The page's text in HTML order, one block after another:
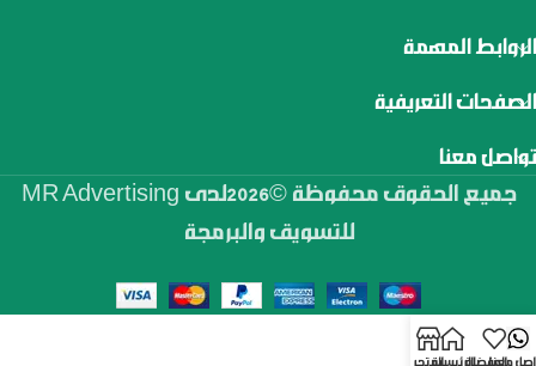
الروابط المهمة
الصفحات التعريفية
تواصل معنا
جميع الحقوق محفوظة ©2026لدى MR Advertising
للتسويق والبرمجة
معنا
المفضلةالرئيسيةالمتجر